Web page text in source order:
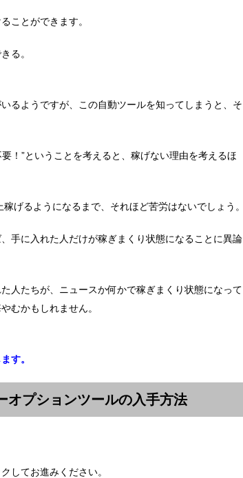
ことができます。
る。
るようですが、この自動ツールを知ってしまうと、そ
！”ということを考えると、稼げない理由を考えるほ
げるようになるまで、それほど苦労はないでしょう。
手に入れた人だけが稼ぎまくり状態になることに異論
人たちが、ニュースか何かで稼ぎまくり状態になって
むかもしれません。
す。
オプションツールの入手方法
してお進みください。